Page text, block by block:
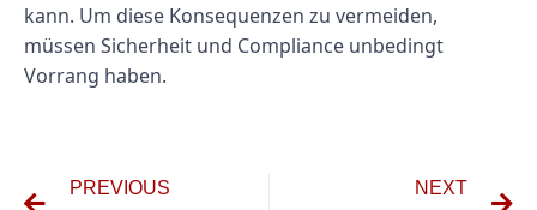
kann. Um diese Konsequenzen zu vermeiden,
müssen Sicherheit und Compliance unbedingt
Vorrang haben.
PREVIOUS NEXT